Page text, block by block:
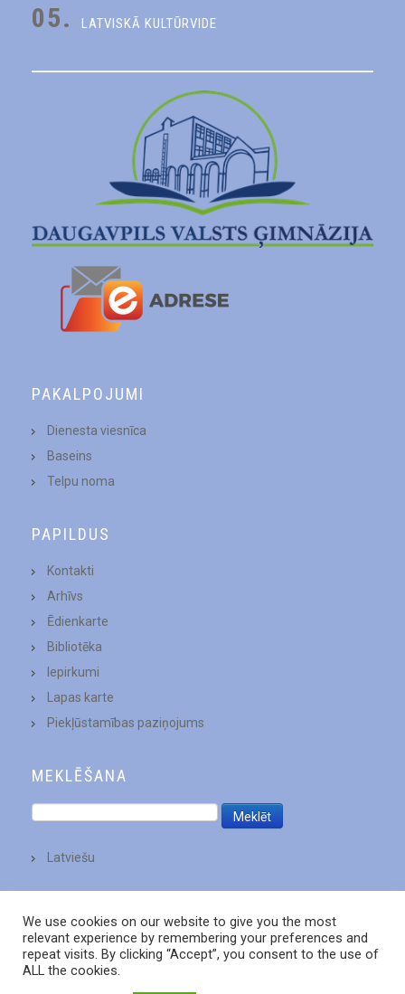
05. LATVISKĀ KULTŪRVIDE
PAKALPOJUMI
Dienesta viesnīca
Baseins
Telpu noma
PAPILDUS
Kontakti
Arhīvs
Ēdienkarte
Bibliotēka
Iepirkumi
Lapas karte
Piekļūstamības paziņojums
MEKLĒŠANA
Latviešu
We use cookies on our website to give you the most
relevant experience by remembering your preferences and
repeat visits. By clicking “Accept”, you consent to the use of
ALL the cookies.